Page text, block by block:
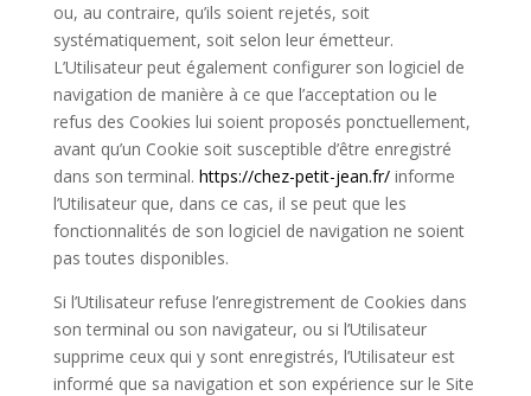
ou, au contraire, qu’ils soient rejetés, soit
systématiquement, soit selon leur émetteur.
L’Utilisateur peut également configurer son logiciel de
navigation de manière à ce que l’acceptation ou le
refus des Cookies lui soient proposés ponctuellement,
avant qu’un Cookie soit susceptible d’être enregistré
dans son terminal. https://chez-petit-jean.fr/ informe
l’Utilisateur que, dans ce cas, il se peut que les
fonctionnalités de son logiciel de navigation ne soient
pas toutes disponibles.
Si l’Utilisateur refuse l’enregistrement de Cookies dans
son terminal ou son navigateur, ou si l’Utilisateur
supprime ceux qui y sont enregistrés, l’Utilisateur est
informé que sa navigation et son expérience sur le Site